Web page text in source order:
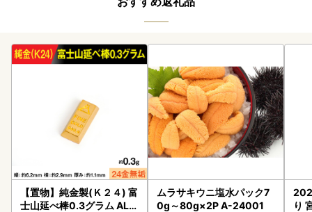
【置物】純金製(Ｋ２４) 富
士山延べ棒0.3グラム ALP
ムラサキウニ塩水パック7
0g～80g×2P A-24001
り